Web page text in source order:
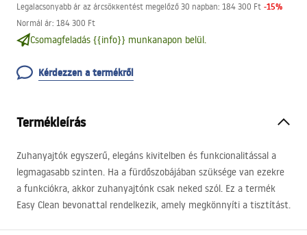
Legalacsonyabb ár az árcsökkentést megelőző 30 napban: 184 300 Ft -15%
Normál ár: 184 300 Ft
Csomagfeladás {{info}} munkanapon belül.
Kérdezzen a termékről
Termékleírás
Zuhanyajtók egyszerű, elegáns kivitelben és funkcionalitással a
legmagasabb szinten. Ha a fürdőszobájában szüksége van ezekre
a funkciókra, akkor zuhanyajtónk csak neked szól. Ez a termék
Easy Clean bevonattal rendelkezik, amely megkönnyíti a tisztítást.